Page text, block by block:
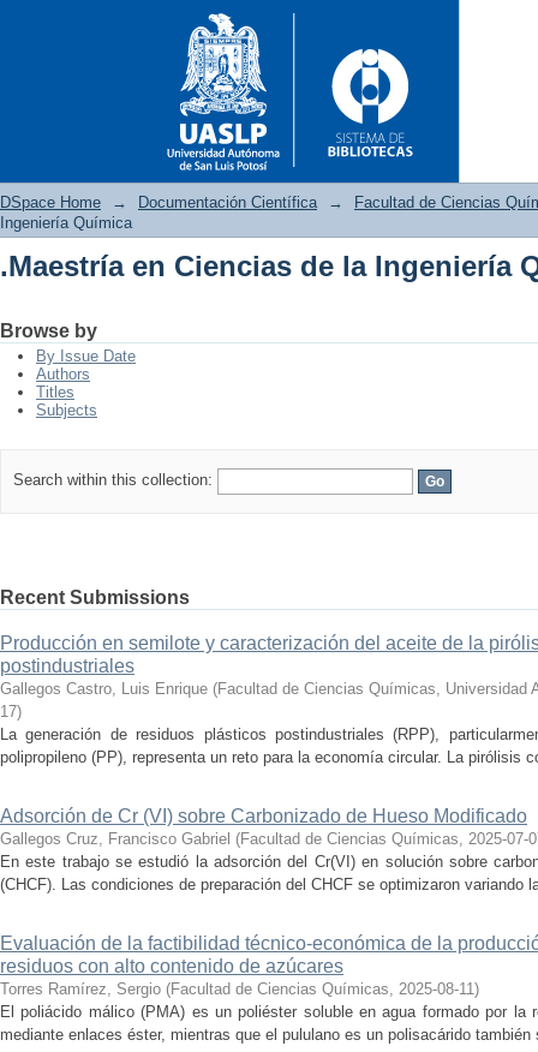
.Maestría en Ciencias de la
DSpace Home → Documentación Científica →
Facultad de Ciencias
Ingeniería Química
.Maestría en Ciencias de la Ingeniería
Browse by
By Issue Date
Authors
Titles
Subjects
Search within this collection:
Recent Submissions
Producción en semilote y caracterización del aceite de la
postindustriales
Gallegos Castro, Luis Enrique (Facultad de Ciencias Químicas, Universidad
17)
La generación de residuos plásticos postindustriales (RPP),
polipropileno (PP), representa un reto para la economía circular. La pirólisis
Adsorción de Cr (VI) sobre Carbonizado de Hueso Modificado
Gallegos Cruz, Francisco Gabriel (Facultad de Ciencias Químicas, 2025-07-
En este trabajo se estudió la adsorción del Cr(VI) en solución sobre
(CHCF). Las condiciones de preparación del CHCF se optimizaron variando
Evaluación de la factibilidad técnico-económica de la
residuos con alto contenido de azúcares
Torres Ramírez, Sergio (Facultad de Ciencias Químicas, 2025-08-11)
El poliácido málico (PMA) es un poliéster soluble en agua formado por la
mediante enlaces éster, mientras que el pululano es un polisacárido